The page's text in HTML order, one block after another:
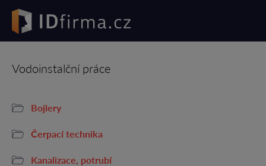
Vodoinstalční práce
Bojlery
Čerpací technika
Kanalizace, potrubí